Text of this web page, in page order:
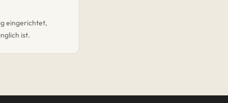
eingerichtet,
ist.